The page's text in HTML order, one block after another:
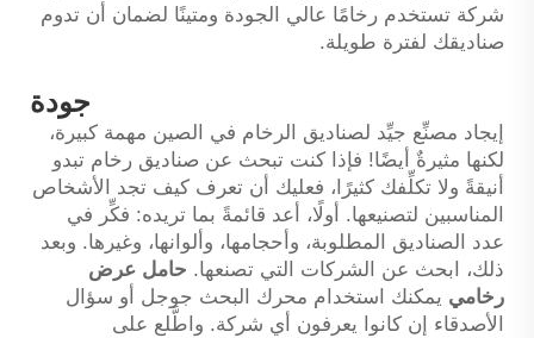
شركة تستخدم رخامًا عالي الجودة ومتينًا لضمان أن تدوم
صناديقك لفترة طويلة.
جودة
إيجاد مصنِّع جيِّد لصناديق الرخام في الصين مهمة كبيرة،
لكنها مثيرةٌ أيضًا! فإذا كنت تبحث عن صناديق رخام تبدو
أنيقةً ولا تكلِّفك كثيرًا، فعليك أن تعرف كيف تجد الأشخاص
المناسبين لتصنيعها. أولًا، أعد قائمةً بما تريده: فكِّر في
عدد الصناديق المطلوبة، وأحجامها، وألوانها، وغيرها. وبعد
ذلك، ابحث عن الشركات التي تصنعها. حامل عرض
رخامي يمكنك استخدام محرك البحث جوجل أو سؤال
الأصدقاء إن كانوا يعرفون أي شركة. واطَّلع على